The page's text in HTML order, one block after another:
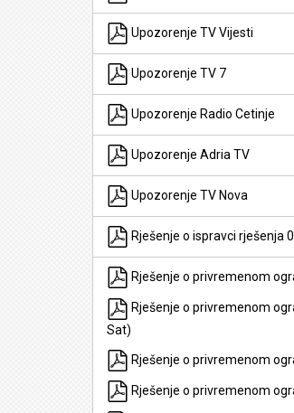
Upozorenje TV Vijesti
Upozorenje TV 7
Upozorenje Radio Cetinje
Upozorenje Adria TV
Upozorenje TV Nova
Rješenje o ispravci rješenja
Rješenje o privremenom
Rješenje o privremenom
Sat)
Rješenje o privremenom
Rješenje o privremenom